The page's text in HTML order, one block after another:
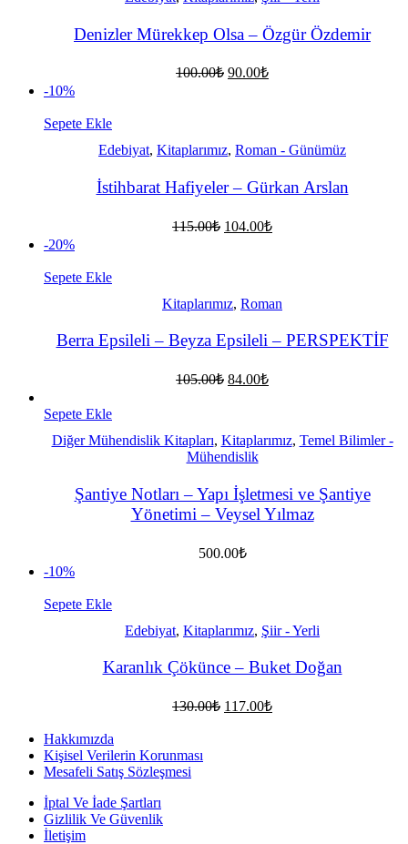
Denizler Mürekkep Olsa – Özgür Özdemir
100.00₺ Orijinal
90.00₺Şu
-10%
Sepete Ekle
Edebiyat, Kitaplarımız, Roman - Günümüz
İstihbarat Hafiyeler – Gürkan Arslan
115.00₺ Orijinal
104.00₺Şu
-20%
Sepete Ekle
Kitaplarımız, Roman
Berra Epsileli – Beyza Epsileli – PERSPEKTİF
105.00₺ Orijinal
84.00₺Şu
Sepete Ekle
Diğer Mühendislik Kitapları, Kitaplarımız, Temel Bilimler -
Mühendislik
Şantiye Notları – Yapı İşletmesi ve Şantiye
Yönetimi – Veysel Yılmaz
500.00₺
-10%
Sepete Ekle
Edebiyat, Kitaplarımız, Şiir - Yerli
Karanlık Çökünce – Buket Doğan
130.00₺ Orijinal
117.00₺Şu
Hakkımızda
Kişisel Verilerin Korunması
Mesafeli Satış Sözleşmesi
İptal Ve İade Şartları
Gizlilik Ve Güvenlik
İletişim